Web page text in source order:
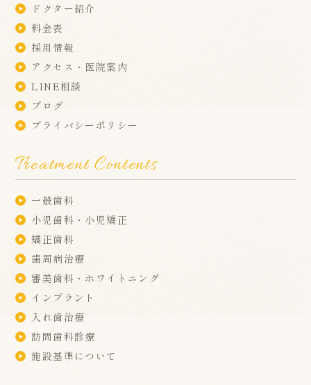
ドクター紹介
料金表
採用情報
アクセス・医院案内
LINE相談
ブログ
プライバシーポリシー
Treatment Contents
一般歯科
小児歯科・小児矯正
矯正歯科
歯周病治療
審美歯科・ホワイトニング
インプラント
入れ歯治療
訪問歯科診療
施設基準について